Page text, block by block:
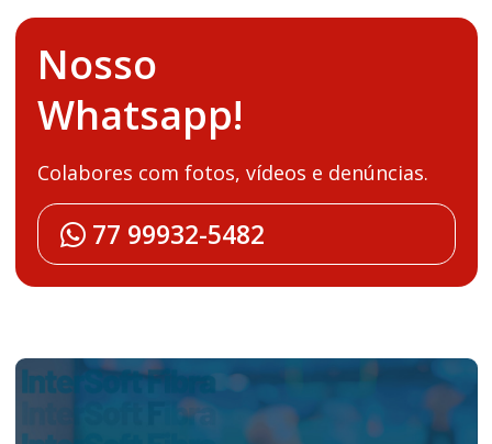
Nosso
Whatsapp!
Colabores com fotos, vídeos e denúncias.
77 99932-5482